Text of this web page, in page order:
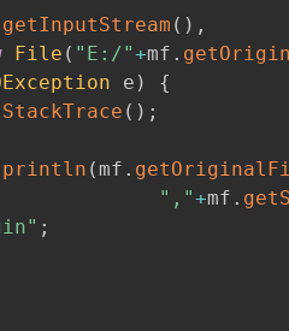
getInputStream ( ) ,
File ( "E:/"+mf .
e )
{
( ) ;
println ( mf .
","+mf .
;